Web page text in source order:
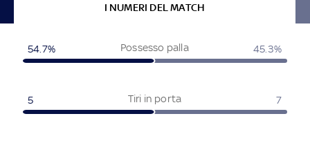
I NUMERI DEL MATCH
Possesso palla
54.7% 45.3%
Tiri in porta
5 7